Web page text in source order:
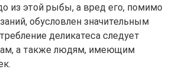
из этой рыбы, а вред его, помимо
обусловлен значительным
деликатеса следует
а также людям, имеющим